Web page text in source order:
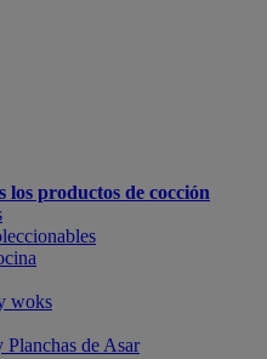
los productos de cocción
woks
Planchas de Asar